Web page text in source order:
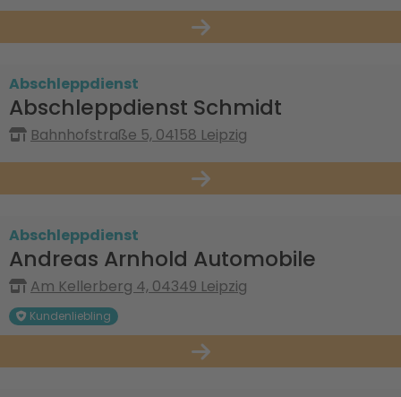
Abschleppdienst
Abschleppdienst Schmidt
Bahnhofstraße 5, 04158 Leipzig
Abschleppdienst
Andreas Arnhold Automobile
Am Kellerberg 4, 04349 Leipzig
Kundenliebling